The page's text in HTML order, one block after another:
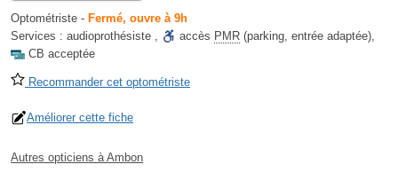
Optométriste - Fermé, ouvre à 9h
Services : audioprothésiste , accès PMR (parking, entrée adaptée),
CB acceptée
Recommander cet optométriste
Améliorer cette fiche
Autres opticiens à Ambon